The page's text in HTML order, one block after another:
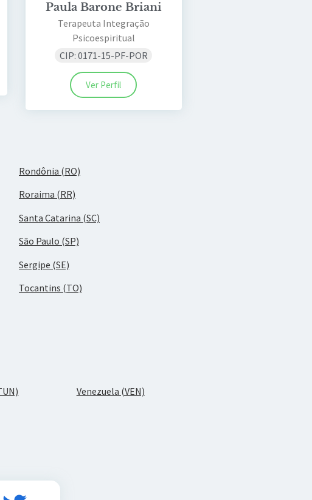
Paula Barone Briani
Terapeuta Integração
Psicoespiritual
CIP: 0171-15-PF-POR
Ver Perfil
Rondônia (RO)
Roraima (RR)
Santa Catarina (SC)
São Paulo (SP)
Sergipe (SE)
Tocantins (TO)
Venezuela (VEN)